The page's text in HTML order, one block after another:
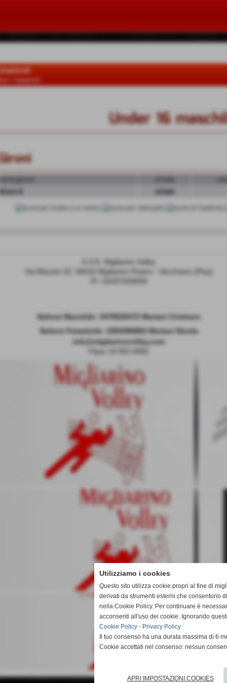
Campionati
Campionati
Under 16
nome girone scheda
Girone B
scheda
A.S.D. Migliarino Volley
Via Mazzini 32, 56019 Migliarino Pisano - Vecchiano (Pisa)
Settore Maschile:
3478526472 Mariani Cristiano
Settore Femminile: 3394385803 Mariani Nicola
info@migliarinovolley.com
Fipav 10.052.0082
Utilizziamo i cookies
Questo sito utilizza cookie propri al fine di
derivati da strumenti esterni che consentono
nella Cookie Policy. Per continuare è
acconsenti all'uso dei cookie. Ignorando
Cookie Policy - Privacy Policy
Il tuo consenso ha una durata massima di 6
Cookie accettati nel consenso: nessun
APRI IMPOSTAZIONI COOKIES